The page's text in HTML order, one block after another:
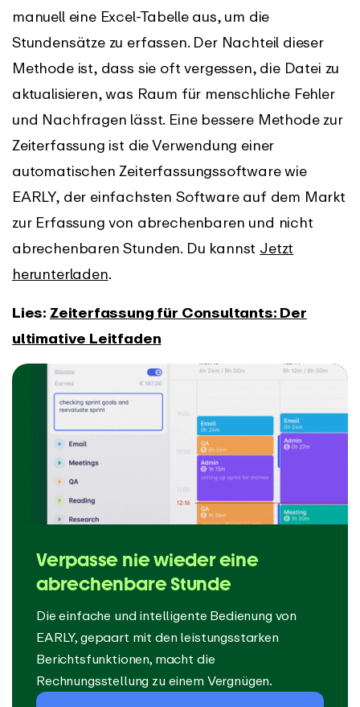
manuell eine Excel-Tabelle aus, um die
Stundensätze zu erfassen. Der Nachteil dieser
Methode ist, dass sie oft vergessen, die Datei zu
aktualisieren, was Raum für menschliche Fehler
und Nachfragen lässt. Eine bessere Methode zur
Zeiterfassung ist die Verwendung einer
automatischen Zeiterfassungssoftware wie
EARLY, der einfachsten Software auf dem Markt
zur Erfassung von abrechenbaren und nicht
abrechenbaren Stunden. Du kannst Jetzt
herunterladen.
Lies: Zeiterfassung für Consultants: Der
ultimative Leitfaden
Verpasse nie wieder eine
abrechenbare Stunde
Die einfache und intelligente Bedienung von
EARLY, gepaart mit den leistungsstarken
Berichtsfunktionen, macht die
Rechnungsstellung zu einem Vergnügen.